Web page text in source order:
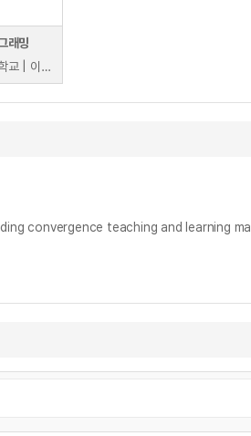
래밍
한국공학대학교 | 이동현
convergence teaching and learning